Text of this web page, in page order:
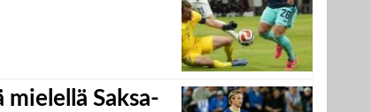
mielellä Saksa-